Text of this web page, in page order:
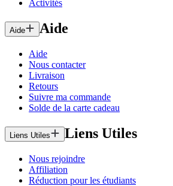
Activités
Aide Aide
Aide
Nous contacter
Livraison
Retours
Suivre ma commande
Solde de la carte cadeau
Liens Utiles Liens Utiles
Nous rejoindre
Affiliation
Réduction pour les étudiants